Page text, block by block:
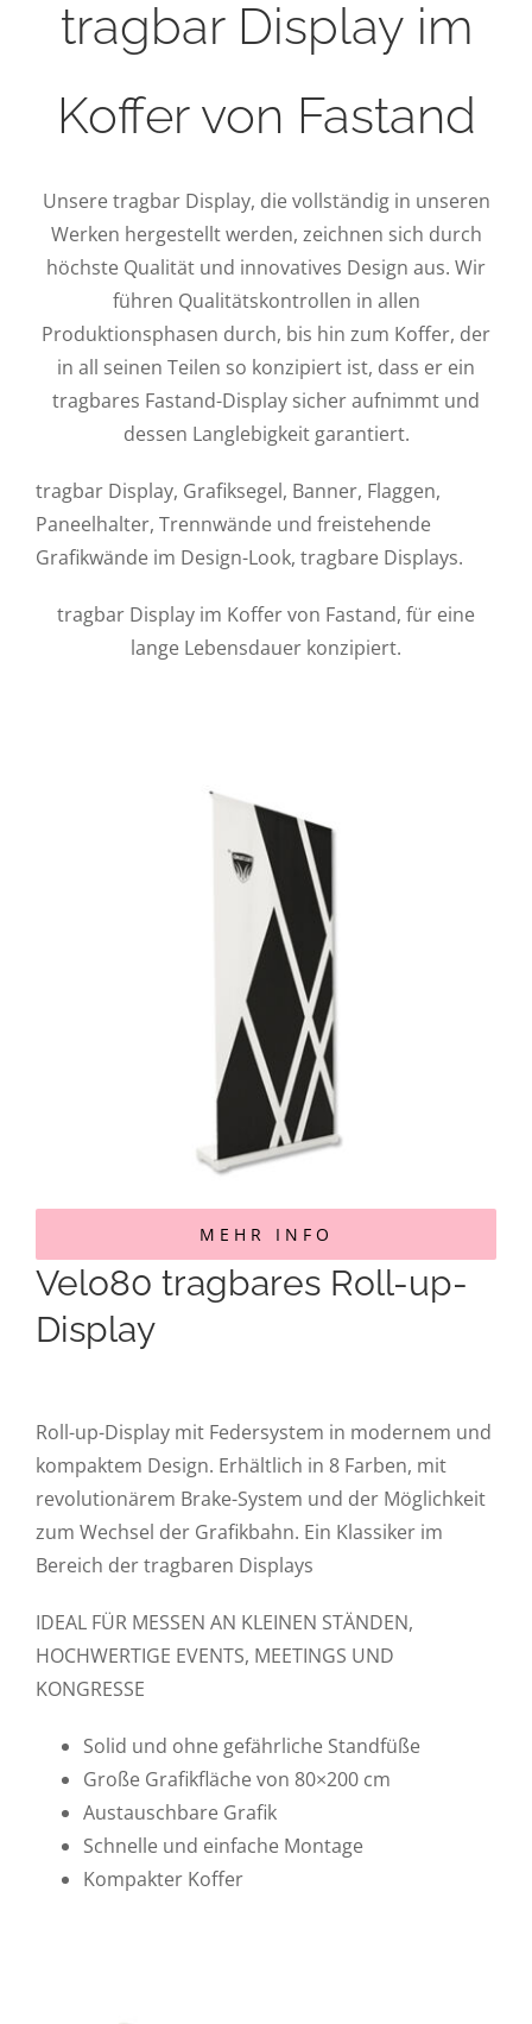
tragbar Display im
Koffer von Fastand
Unsere tragbar Display, die vollständig in unseren
Werken hergestellt werden, zeichnen sich durch
höchste Qualität und innovatives Design aus. Wir
führen Qualitätskontrollen in allen
Produktionsphasen durch, bis hin zum Koffer, der
in all seinen Teilen so konzipiert ist, dass er ein
tragbares Fastand-Display sicher aufnimmt und
dessen Langlebigkeit garantiert.
tragbar Display, Grafiksegel, Banner, Flaggen,
Paneelhalter, Trennwände und freistehende
Grafikwände im Design-Look, tragbare Displays.
tragbar Display im Koffer von Fastand, für eine
lange Lebensdauer konzipiert.
MEHR INFO
Velo80 tragbares Roll-up-
Display
Roll-up-Display mit Federsystem in modernem und
kompaktem Design. Erhältlich in 8 Farben, mit
revolutionärem Brake-System und der Möglichkeit
zum Wechsel der Grafikbahn. Ein Klassiker im
Bereich der tragbaren Displays
IDEAL FÜR MESSEN AN KLEINEN STÄNDEN,
HOCHWERTIGE EVENTS, MEETINGS UND
KONGRESSE
Solid und ohne gefährliche Standfüße
Große Grafikfläche von 80×200 cm
Austauschbare Grafik
Schnelle und einfache Montage
Kompakter Koffer